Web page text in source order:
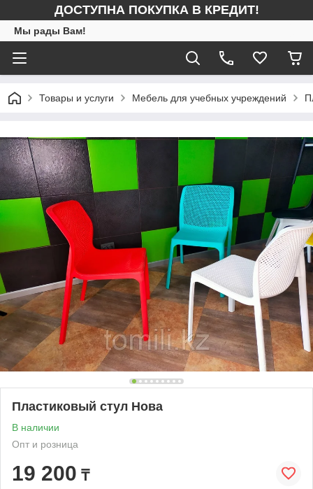
ДОСТУПНА ПОКУПКА В КРЕДИТ!
Мы рады Вам!
Товары и услуги Мебель для учебных учреждений
Пластиковый стул Нова
В наличии
Опт и розница
19 200 ₸